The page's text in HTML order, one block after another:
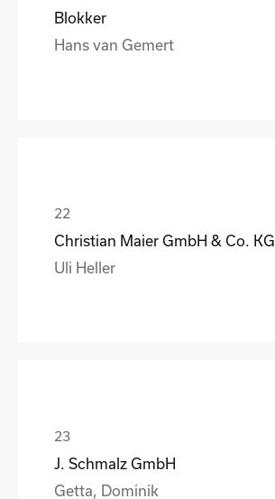
Blokker
Hans van Gemert
Christian Maier GmbH & Co. KG
Uli Heller
J. Schmalz GmbH
Getta, Dominik